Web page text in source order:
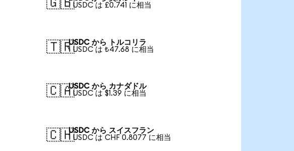
🇬🇧1 USDC は £0.741 に相当
🇹🇷USDC から トルコリラ
1 USDC は ₺47.68 に相当
🇨🇦USDC から カナダドル
1 USDC は $1.39 に相当
🇨🇭USDC から スイスフラン
1 USDC は CHF 0.8077 に相当